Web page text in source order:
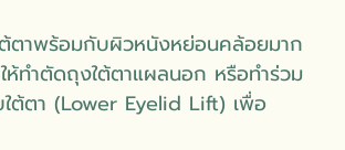
ตาพร้อมกับผิวหนังหย่อนคล้อยมาก
ห้ทำตัดถุงใต้ตาแผลนอก หรือทำร่วม
ต้ตา (Lower Eyelid Lift) เพื่อ